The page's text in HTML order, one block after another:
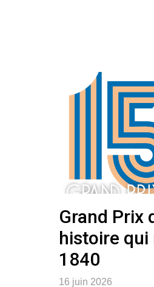
Grand Prix
histoire qui
1840
16 juin 2026